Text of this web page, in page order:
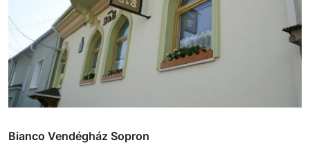
Bianco Vendégház Sopron